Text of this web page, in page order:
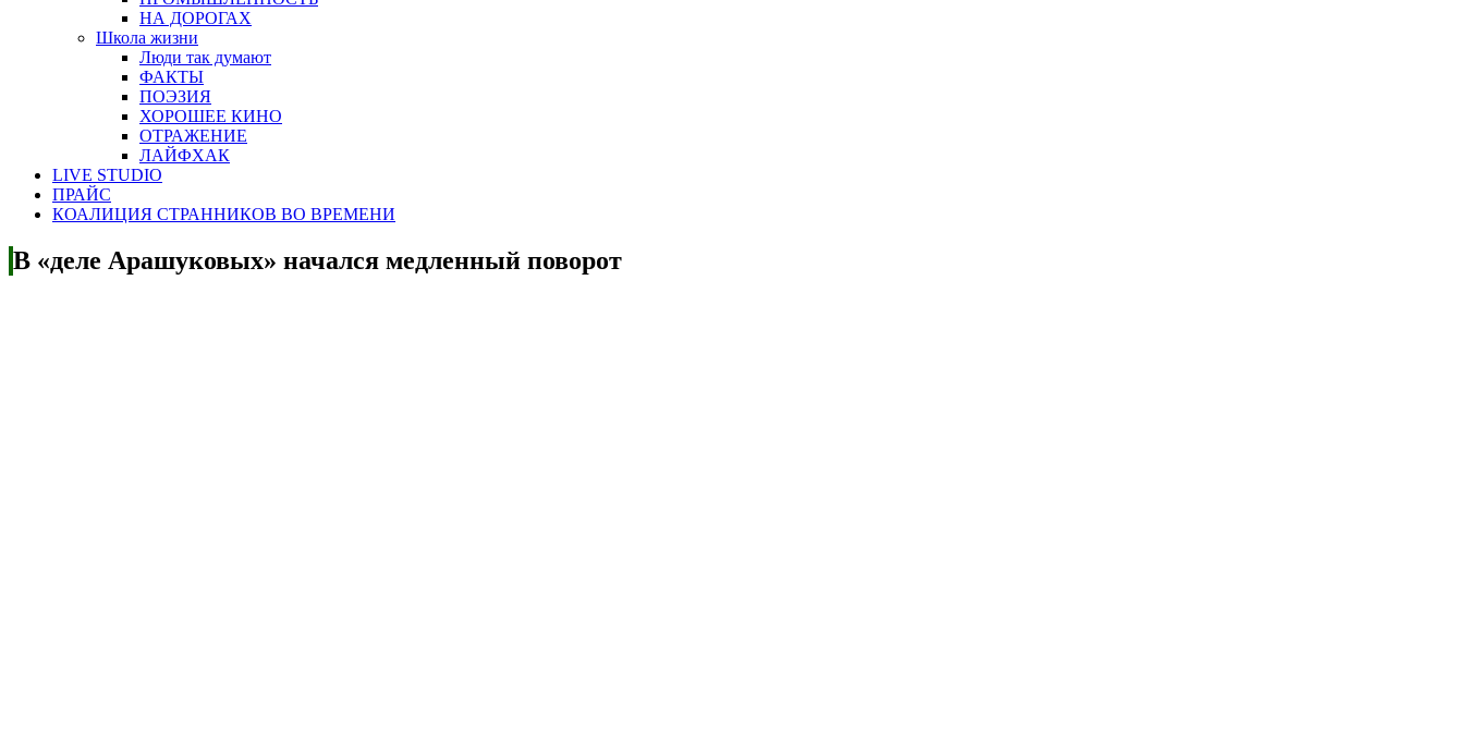
НА ДОРОГАХ
Школа жизни
Люди так думают
ФАКТЫ
ПОЭЗИЯ
ХОРОШЕЕ КИНО
ОТРАЖЕНИЕ
ЛАЙФХАК
LIVE STUDIO
ПРАЙС
КОАЛИЦИЯ СТРАННИКОВ ВО ВРЕМЕНИ
В «деле Арашуковых» начался медленный поворот